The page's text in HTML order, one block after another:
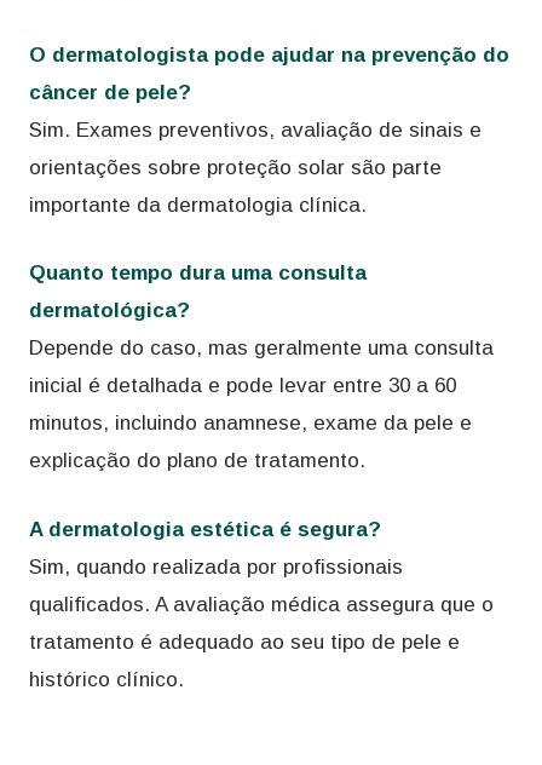
O dermatologista pode ajudar na prevenção do
câncer de pele?
Sim. Exames preventivos, avaliação de sinais e
orientações sobre proteção solar são parte
importante da dermatologia clínica.
Quanto tempo dura uma consulta
dermatológica?
Depende do caso, mas geralmente uma consulta
inicial é detalhada e pode levar entre 30 a 60
minutos, incluindo anamnese, exame da pele e
explicação do plano de tratamento.
A dermatologia estética é segura?
Sim, quando realizada por profissionais
qualificados. A avaliação médica assegura que o
tratamento é adequado ao seu tipo de pele e
histórico clínico.